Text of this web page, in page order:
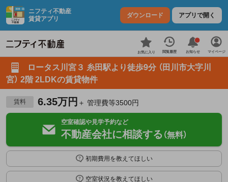
ニフティ不動産
賃貸アプリ
ダウンロード アプリで開く
お気に入り 閲覧履歴 お知らせ マイページ
ロータス川宮３ 糸田駅より徒歩9分 （田川市大字川
宮） 2階 2LDKの賃貸物件
賃料 6.35万円 ＋ 管理費等3500円
空室確認や見学予約など
不動産会社に相談する （無料）
初期費用を教えてほしい
空室状況を教えてほしい